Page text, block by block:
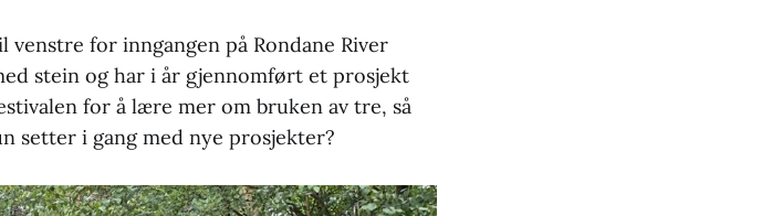
for inngangen på Rondane River
stein og har i år gjennomført et prosjekt
for å lære mer om bruken av tre, så
setter i gang med nye prosjekter?